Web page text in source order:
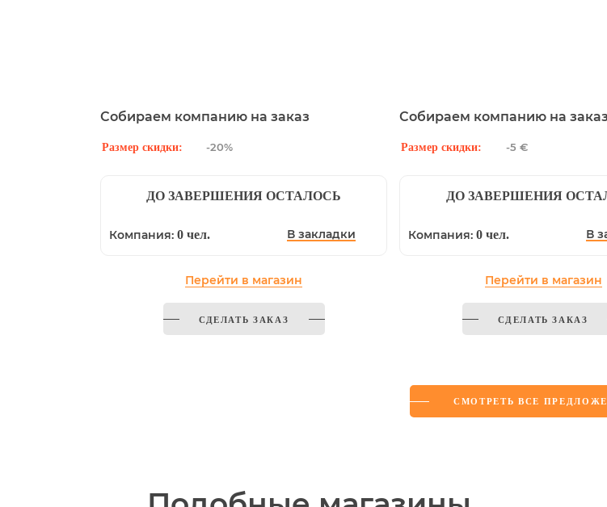
Собираем компанию на заказ
Размер скидки: -20%
ДО ЗАВЕРШЕНИЯ ОСТАЛОСЬ
Компания: 0 чел. В закладки
Перейти в магазин
СДЕЛАТЬ ЗАКАЗ
Собираем компанию на заказ
Размер скидки: -5 €
ДО ЗАВЕРШЕНИЯ
Компания:0 чел. В
Перейти в магазин
СДЕЛАТЬ ЗАКАЗ
СМОТРЕТЬ ВСЕ